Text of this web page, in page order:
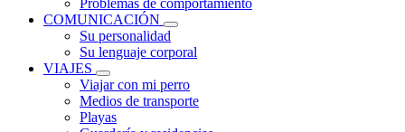
Problemas de comportamiento
COMUNICACIÓN
Su personalidad
Su lenguaje corporal
VIAJES
Viajar con mi perro
Medios de transporte
Playas